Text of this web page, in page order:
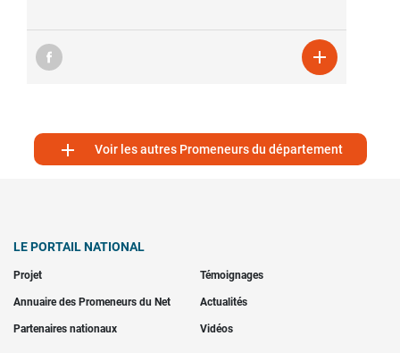

 Voir les autres Promeneurs du département
LE PORTAIL NATIONAL
Projet Témoignages
Annuaire des Promeneurs du Net Actualités
Partenaires nationaux Vidéos